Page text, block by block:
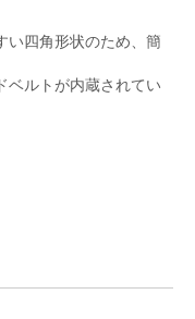
い四角形状のため、簡
ベルトが内蔵されてい